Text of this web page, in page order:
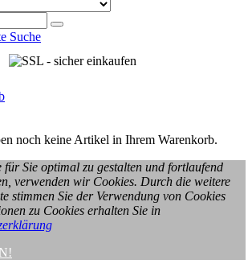
Suche
noch keine Artikel in Ihrem Warenkorb.
für Sie optimal zu gestalten und fortlaufend
verwenden wir Cookies. Durch die weitere
stimmen Sie der Verwendung von Cookies
zu Cookies erhalten Sie in